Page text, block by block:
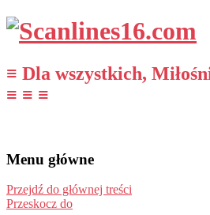
≡ Dla wszystkich,
≡ ≡ ≡
Menu główne
Przejdź do głównej treści
Przeskocz do